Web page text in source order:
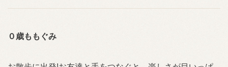
０歳ももぐみ